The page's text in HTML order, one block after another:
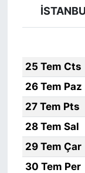
25 Tem Cts
26 Tem Paz
27 Tem Pts
28 Tem Sal
29 Tem Çar
30 Tem Per